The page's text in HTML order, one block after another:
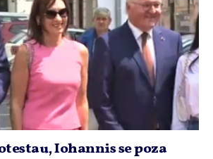
Iohannis se poza